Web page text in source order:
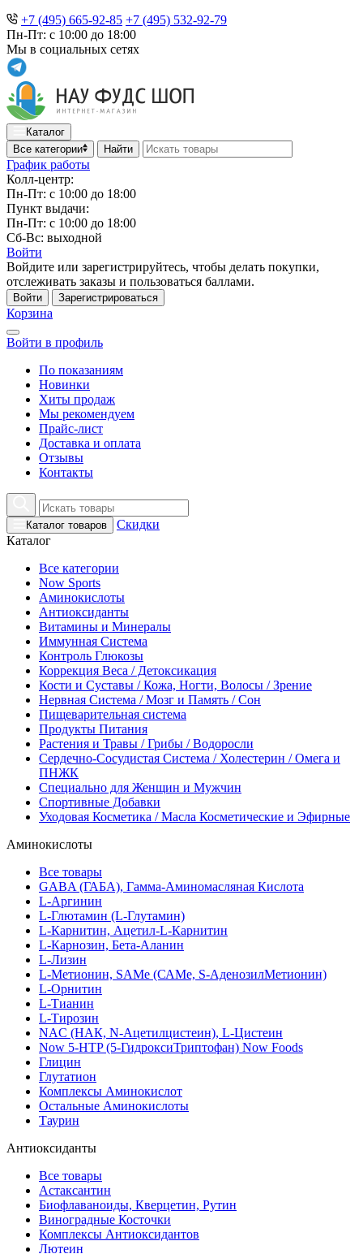
+7 (495) 665-92-85 +7 (495) 532-92-79
Пн-Пт: с 10:00 до 18:00
Мы в социальных сетях
Каталог
Все категории
Найти
График работы
Колл-центр:
Пн-Пт: с 10:00 до 18:00
Пункт выдачи:
Пн-Пт: с 10:00 до 18:00
Сб-Вс: выходной
Войти
Войдите или зарегистрируйтесь, чтобы делать покупки,
отслеживать заказы и пользоваться баллами.
Войти Зарегистрироваться
Корзина
Войти в профиль
По показаниям
Новинки
Хиты продаж
Мы рекомендуем
Прайс-лист
Доставка и оплата
Отзывы
Контакты
Каталог товаров
Скидки
Каталог
Все категории
Now Sports
Аминокислоты
Антиоксиданты
Витамины и Минералы
Иммунная Система
Контроль Глюкозы
Коррекция Веса / Детоксикация
Кости и Суставы / Кожа, Ногти, Волосы / Зрение
Нервная Система / Мозг и Память / Сон
Пищеварительная система
Продукты Питания
Растения и Травы / Грибы / Водоросли
Сердечно-Сосудистая Система / Холестерин / Омега и
ПНЖК
Специально для Женщин и Мужчин
Спортивные Добавки
Уходовая Косметика / Масла Косметические и Эфирные
Аминокислоты
Все товары
GABA (ГАБА), Гамма-Аминомасляная Кислота
L-Аргинин
L-Глютамин (L-Глутамин)
L-Карнитин, Ацетил-L-Карнитин
L-Карнозин, Бета-Аланин
L-Лизин
L-Метионин, SAMe (САМе, S-АденозилМетионин)
L-Орнитин
L-Тианин
L-Тирозин
NAC (НАК, N-Ацетилцистеин), L-Цистеин
Now 5-HTP (5-ГидроксиТриптофан) Now Foods
Глицин
Глутатион
Комплексы Аминокислот
Остальные Аминокислоты
Таурин
Антиоксиданты
Все товары
Астаксантин
Биофлаваноиды, Кверцетин, Рутин
Виноградные Косточки
Комплексы Антиоксидантов
Лютеин